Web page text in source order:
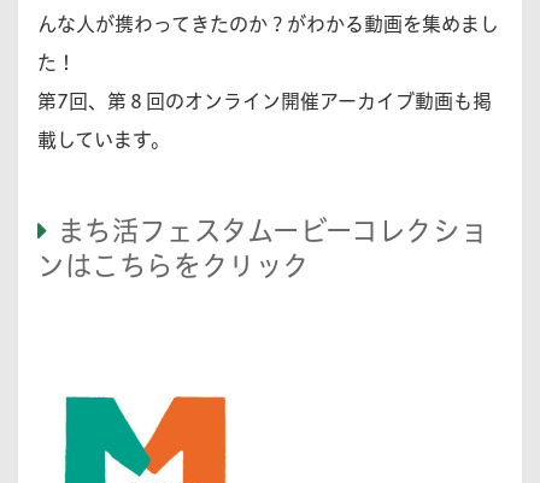
んな人が携わってきたのか？がわかる動画を集めまし
た！
第7回、第８回のオンライン開催アーカイブ動画も掲
載しています。
まち活フェスタムービーコレクショ
ンはこちらをクリック